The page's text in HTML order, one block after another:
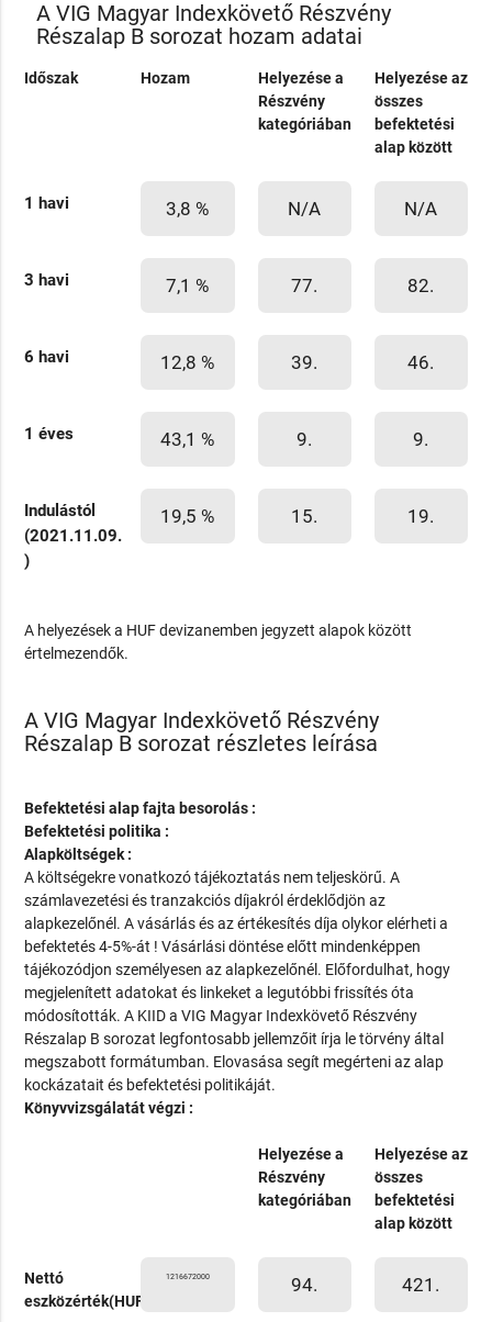
A VIG Magyar Indexkövető Részvény
Részalap B sorozat hozam adatai
Időszak Hozam
Helyezése a
Részvény
kategóriában
Helyezése az
összes
befektetési
alap között
1 havi 3,8 % N/A N/A
3 havi 7,1 % 77. 82.
6 havi 12,8 % 39. 46.
1 éves 43,1 % 9. 9.
Indulástól
(2021.11.09.
)
19,5 % 15. 19.
A helyezések a HUF devizanemben jegyzett alapok között
értelmezendők.
A VIG Magyar Indexkövető Részvény
Részalap B sorozat részletes leírása
Befektetési alap fajta besorolás :
Befektetési politika :
Alapköltségek :
A költségekre vonatkozó tájékoztatás nem teljeskörű. A
számlavezetési és tranzakciós díjakról érdeklődjön az
alapkezelőnél. A vásárlás és az értékesítés díja olykor elérheti a
befektetés 4-5%-át ! Vásárlási döntése előtt mindenképpen
tájékozódjon személyesen az alapkezelőnél. Előfordulhat, hogy
megjelenített adatokat és linkeket a legutóbbi frissítés óta
módosították. A KIID a VIG Magyar Indexkövető Részvény
Részalap B sorozat legfontosabb jellemzőit írja le törvény által
megszabott formátumban. Elovasása segít megérteni az alap
kockázatait és befektetési politikáját.
Könyvvizsgálatát végzi :
Helyezése a
Részvény
kategóriában
Helyezése az
összes
befektetési
alap között
Nettó
eszközérték(HUF)
1216672000 94. 421.